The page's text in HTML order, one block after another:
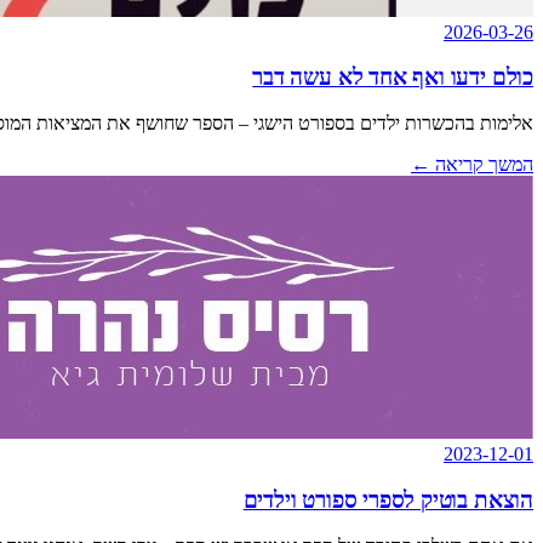
2026-03-26
כולם ידעו ואף אחד לא עשה דבר
אלימות בהכשרות ילדים בספורט הישגי – הספר שחושף את המציאות
המשך קריאה ←
2023-12-01
הוצאת בוטיק לספרי ספורט וילדים